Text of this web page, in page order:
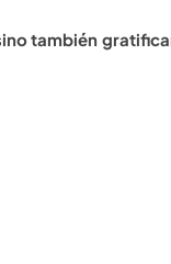
también